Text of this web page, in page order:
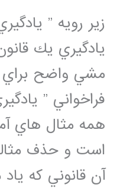
زير رويه ”
يادگيري يك
مشي واضح براي
فراخواني ”
همه مثال هاي
است و حذف
آن قانوني كه